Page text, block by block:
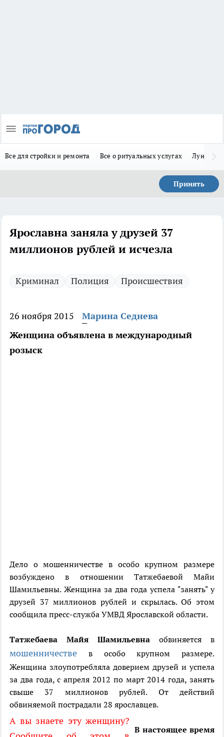
Все для стройки и ремонта Все о ритуальных услугах Лунно-
Принять
Ярославна заняла у друзей 37
миллионов рублей и исчезла
Криминал Полиция Происшествия
26 ноября 2015
Марина Седнева
Женщина объявлена в международный
розыск
Дело о мошенничестве в особо крупном размере
возбуждено в отношении Татжебаевой Майи
Шамильевны. Женщина за два года успела "занять" у
друзей 37 миллионов рублей и скрылась. Об этом
сообщила пресс-служба УМВД Ярославской области.
Татжебаева Майя Шамильевна обвиняется в
мошенничестве в особо крупном размере.
Женщина злоупотребляла доверием друзей и успела
за два года, с апреля 2012 по март 2014 года, занять
свыше 37 миллионов рублей. От действий
обвиняемой пострадали 28 ярославцев.
А вы знаете эту женщину?
В настоящее время